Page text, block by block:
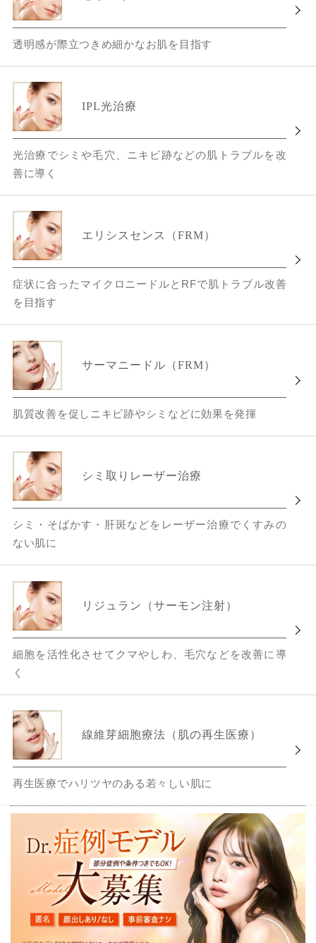
透明感が際立つきめ細かなお肌を目指す
IPL光治療
光治療でシミや毛穴、ニキビ跡などの肌トラブルを改
善に導く
エリシスセンス（FRM）
症状に合ったマイクロニードルとRFで肌トラブル改善
を目指す
サーマニードル（FRM）
肌質改善を促しニキビ跡やシミなどに効果を発揮
シミ取りレーザー治療
シミ・そばかす・肝斑などをレーザー治療でくすみの
ない肌に
リジュラン（サーモン注射）
細胞を活性化させてクマやしわ、毛穴などを改善に導
く
線維芽細胞療法（肌の再生医療）
再生医療でハリツヤのある若々しい肌に